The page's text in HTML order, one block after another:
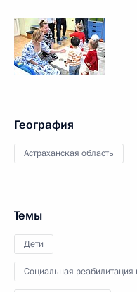
География
Астраханская область
Темы
Дети
Социальная реабилитация